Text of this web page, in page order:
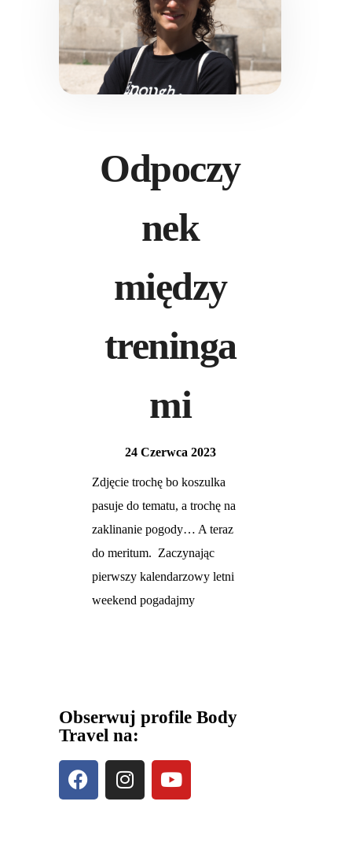
Odpoczy
nek
między
treninga
mi
24 Czerwca 2023
Zdjęcie trochę bo koszulka
pasuje do tematu, a trochę na
zaklinanie pogody… A teraz
do meritum. Zaczynając
pierwszy kalendarzowy letni
weekend pogadajmy
Obserwuj profile Body
Travel na: